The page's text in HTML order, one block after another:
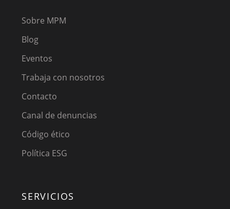
Sobre MPM
Blog
Eventos
Trabaja con nosotros
Contacto
Canal de denuncias
Código ético
Política ESG
SERVICIOS